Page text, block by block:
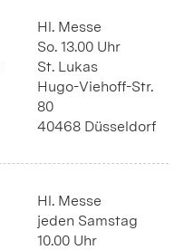
Hl. Messe
So. 13.00 Uhr
St. Lukas
Hugo-Viehoff-Str.
80
40468 Düsseldorf
Hl. Messe
jeden Samstag
10.00 Uhr